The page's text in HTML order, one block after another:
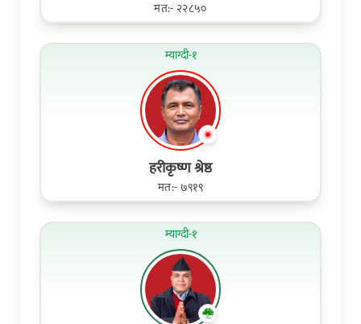
मत:- २२८५०
म्याग्दी-१
हरीकृष्ण श्रेष्ठ
मत:- ७९१९
म्याग्दी-१